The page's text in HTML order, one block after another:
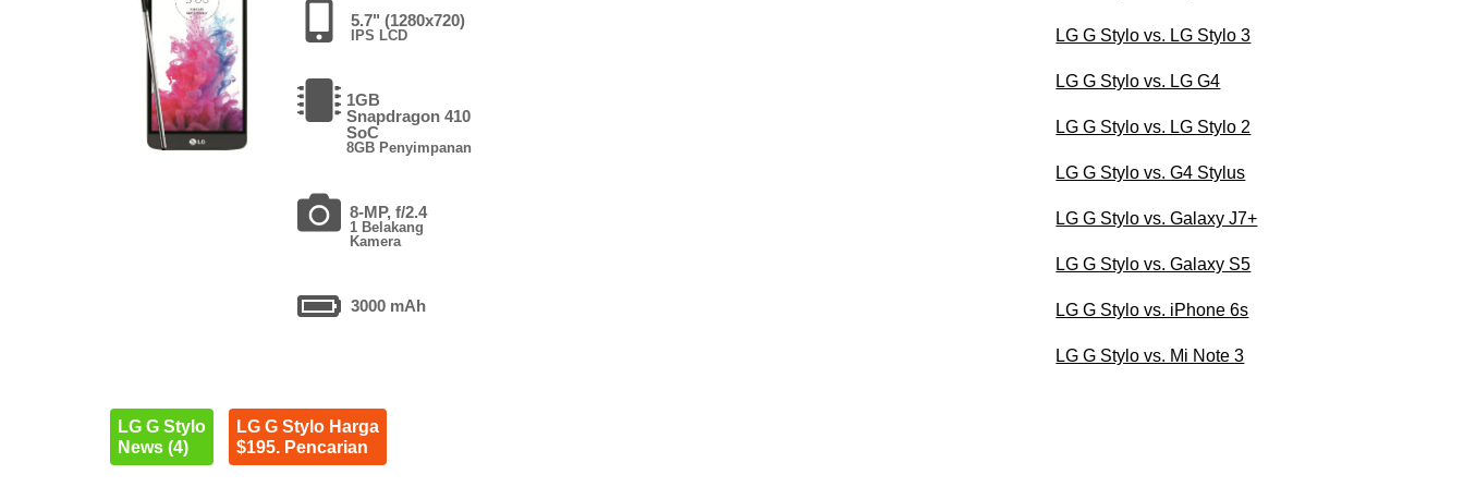
5.7" (1280x720)
IPS LCD
1GB
Snapdragon 410
SoC
8GB Penyimpanan
8-MP, f/2.4
1 Belakang
Kamera
3000 mAh
LG G Stylo
News (4)
LG G Stylo Harga
$195. Pencarian
LG G Stylo vs. LG Stylo 3
LG G Stylo vs. LG G4
LG G Stylo vs. LG Stylo 2
LG G Stylo vs. G4 Stylus
LG G Stylo vs. Galaxy J7+
LG G Stylo vs. Galaxy S5
LG G Stylo vs. iPhone 6s
LG G Stylo vs. Mi Note 3